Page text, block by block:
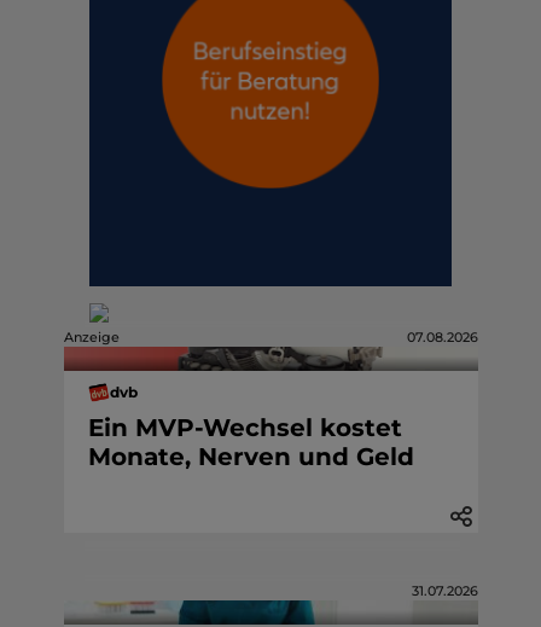
Anzeige 07.08.2026
dvb
Ein MVP-Wechsel kostet
Monate, Nerven und Geld
31.07.2026